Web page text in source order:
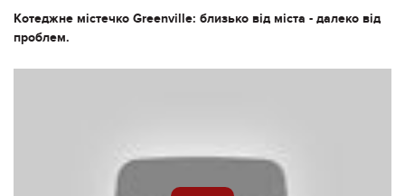
Котеджне містечко Greenville: близько від міста - далеко від
проблем.